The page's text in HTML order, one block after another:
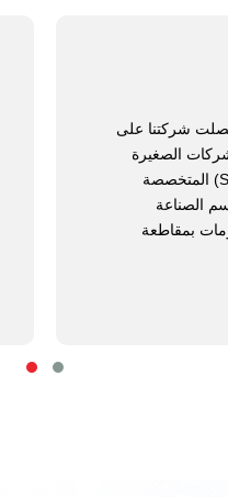
شركتنا على
الصغيرة
والمتوسطة (SME) المتخصصة
الصناعة
بمقاطعة